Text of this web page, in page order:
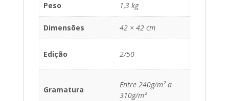
Peso 1,3 kg
Dimensões 42 × 42 cm
Edição 2/50
Gramatura
Entre 240g/m² a
310g/m²